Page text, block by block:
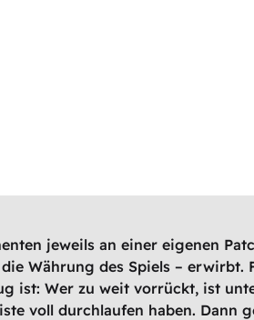
jeweils an einer eigenen
Währung des Spiels – erwirbt.
ist: Wer zu weit vorrückt, ist
voll durchlaufen haben. Dann